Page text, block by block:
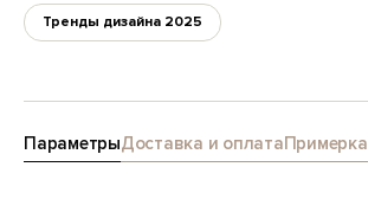
Тренды дизайна 2025
ПараметрыДоставка и оплатаПримерка